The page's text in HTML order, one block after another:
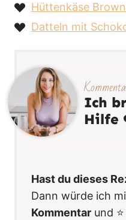
Hüttenkäse
Datteln mit
Ich
Hilfe
Hast du dieses
Dann würde ich
Kommentar und ⭐️